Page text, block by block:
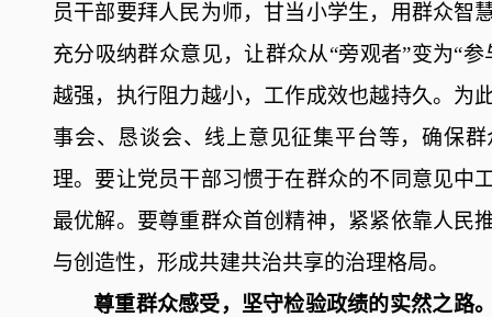
员干部要拜人民为师，甘当小学生，用群众智
充分吸纳群众意见，让群众从“旁观者”变为“
越强，执行阻力越小，工作成效也越持久。为
事会、恳谈会、线上意见征集平台等，确保
理。要让党员干部习惯于在群众的不同意见中
最优解。 要尊重群众首创精神，紧紧依靠人民
与创造性，形成共建共治共享的治理格局。
尊重群众感受，坚守检验政绩的实然之路